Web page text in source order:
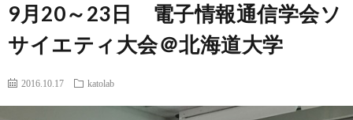
研
内
ン
活
9月20～23日 電子情報通信学会ソ
サイエティ大会＠北海道大学
2016.10.17 katolab